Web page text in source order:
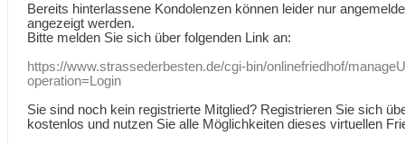
Bereits hinterlassene Kondolenzen können leider nur
angezeigt werden.
Bitte melden Sie sich über folgenden Link an:
https://www.strassederbesten.de/cgi-bin/onlinefriedhof/
operation=Login
Sie sind noch kein registrierte Mitglied? Registrieren Sie sich
kostenlos und nutzen Sie alle Möglichkeiten dieses virtuellen